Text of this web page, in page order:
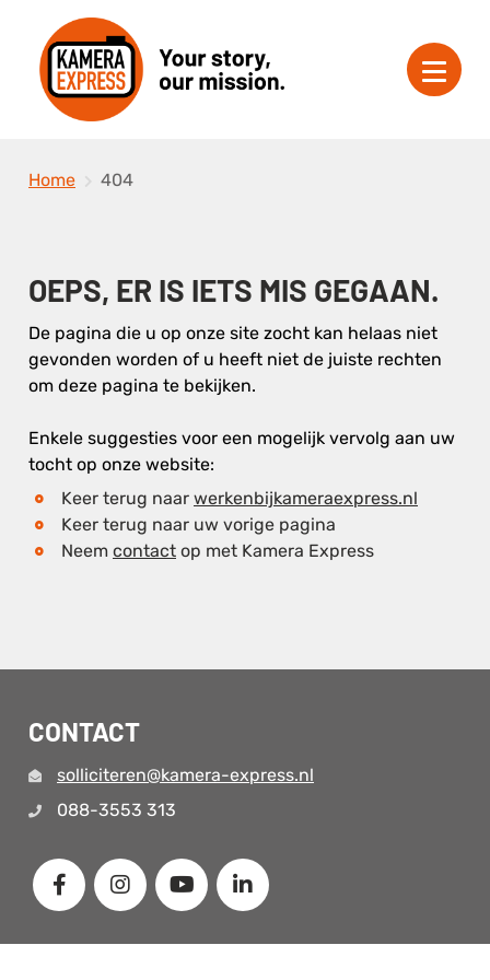
Home 404
OEPS, ER IS IETS MIS GEGAAN.
De pagina die u op onze site zocht kan helaas niet
gevonden worden of u heeft niet de juiste rechten
om deze pagina te bekijken.
Enkele suggesties voor een mogelijk vervolg aan uw
tocht op onze website:
Keer terug naar werkenbijkameraexpress.nl
Keer terug naar uw vorige pagina
Neem contact op met Kamera Express
CONTACT
solliciteren@kamera-express.nl
088-3553 313